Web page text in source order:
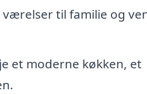
til familie og
et moderne køkken, et